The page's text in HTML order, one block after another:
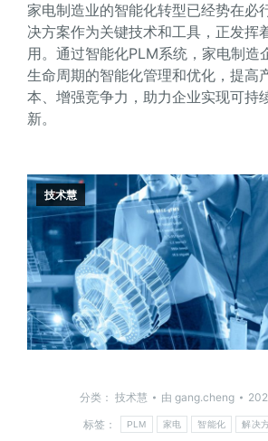
家电制造业的智能化转型已经势在必
决方案作为关键技术和工具，正发挥
用。通过智能化PLM系统，家电制造
生命周期的智能化管理和优化，提高
本、增强竞争力，助力企业实现可持
新。
技术慧
分类： 技术慧 由 gang.cheng
标签：
PLM 家电 智能化 解决